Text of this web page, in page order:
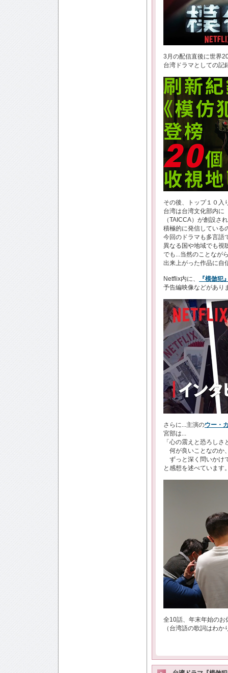
3月の配信直後に世界
台湾ドラマとしての記
その後、トップ１０入
台湾は台湾文化部内に
（TAICCA）が創設さ
積極的に発信している
今回のドラマも多言語
異なる国や地域でも視
でも...当然のことなが
出来上がった作品に自
Netflix内に、
『模倣犯
予告編映像などがあり
さらに...主演のウー・
宮部は...
「心の震えと恐ろし
何が良いことなのか
ずっと深く問いかけ
と感想を述べています
全10話、年末年始のお
（台湾語の歌詞はわか